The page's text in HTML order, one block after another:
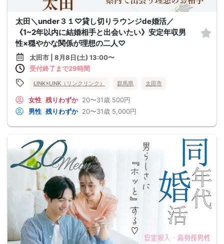
太田＼under３１♡貸し切りラウンジde婚活／
《1~2年以内に結婚相手と出会いたい》安定年収男
性×穏やかな関係が理想の二人♡
太田市 | 8月8日(土) 13:00〜
受付終了まで29時間
LINK×LINK（リンクリンク） 群馬県 太田市
女性 残りわずか 20〜31歳 500円
男性 残りわずか 20〜31歳 5,000円